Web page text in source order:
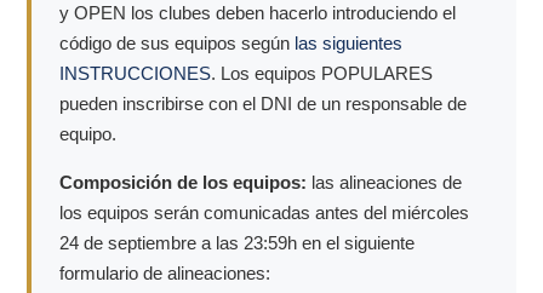
y OPEN los clubes deben hacerlo introduciendo el
código de sus equipos según las siguientes
INSTRUCCIONES. Los equipos POPULARES
pueden inscribirse con el DNI de un responsable de
equipo.
Composición de los equipos: las alineaciones de
los equipos serán comunicadas antes del miércoles
24 de septiembre a las 23:59h en el siguiente
formulario de alineaciones: